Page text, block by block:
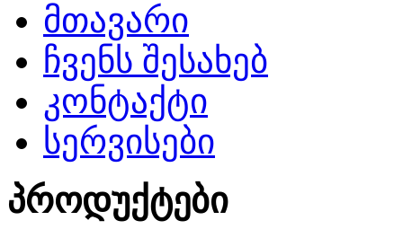
მთავარი
ჩვენს შესახებ
კონტაქტი
სერვისები
პროდუქტები